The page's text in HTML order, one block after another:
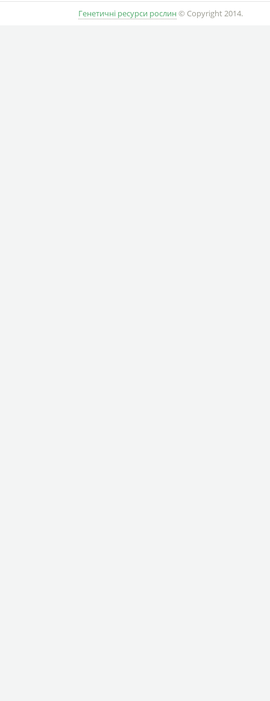
Генетичні ресурси рослин © Copyright 2014.